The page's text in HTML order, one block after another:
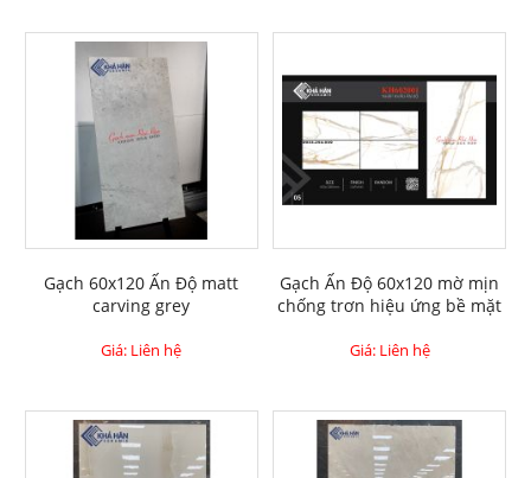
Gạch 60x120 Ấn Độ matt
carving grey
Giá: Liên hệ
Gạch Ấn Độ 60x120 mờ mịn
chống trơn hiệu ứng bề mặt
Giá: Liên hệ